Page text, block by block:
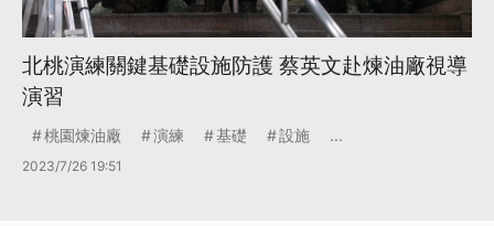
北桃演練關鍵基礎設施防護 蔡英文赴煉油廠視導
演習
桃園煉油廠 演練 基礎 設施 ...
2023/7/26 19:51